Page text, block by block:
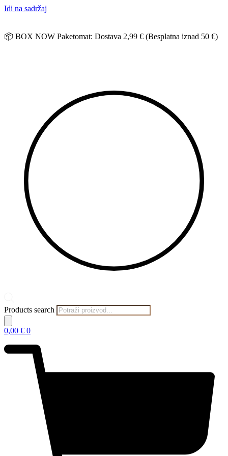
Idi na sadržaj
📦 BOX NOW Paketomat: Dostava 2,99 € (Besplatna iznad 50 €)
Products search
0,00 € 0